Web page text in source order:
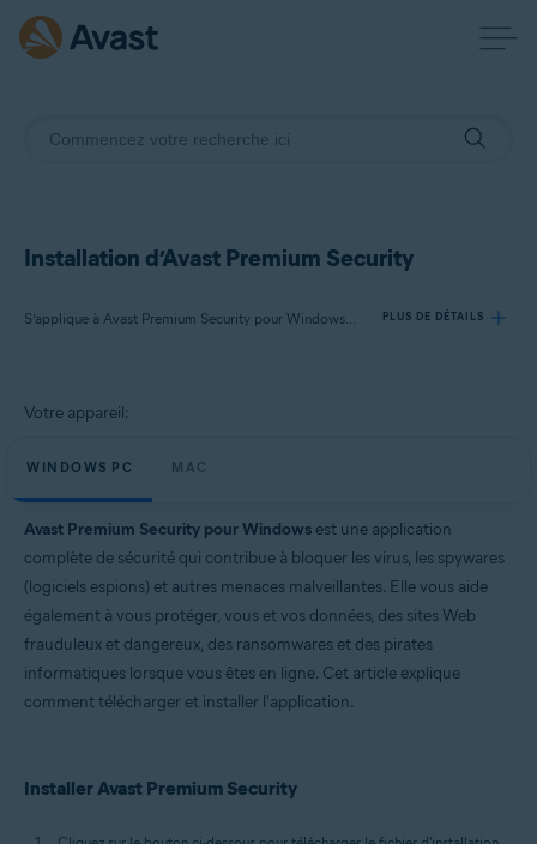
Installation d’Avast Premium Security
S’applique à Avast Premium Security pour Windows, Avast Premium Security pour Mac PLUS DE DÉTAILS
Produits:
Avast Premium Security 15.x pour Mac
Microsoft Windows 10 Famille/Pro/Entreprise/Éducation (32/64 bits)
Microsoft Windows 8.1/Professionnel/Entreprise (32/64 bits)
Microsoft Windows 8/Professionnel/Entreprise (32/64 bits)
Premium/Professionnel/Entreprise/Édition Intégrale - Service Pack 1
avec mise à jour cumulative de commodité (32/64 bits)
Apple macOS 15.x (Sequoia)
Apple macOS 11.x (Big Sur)
Votre appareil:
WINDOWS PC MAC
Avast Premium Security pour Windows est une application
complète de sécurité qui contribue à bloquer les virus, les spywares
(logiciels espions) et autres menaces malveillantes. Elle vous aide
également à vous protéger, vous et vos données, des sites Web
frauduleux et dangereux, des ransomwares et des pirates
informatiques lorsque vous êtes en ligne. Cet article explique
comment télécharger et installer l'application.
Installer Avast Premium Security